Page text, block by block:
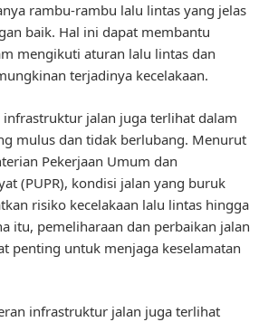
rambu-rambu lalu lintas yang jelas
baik. Hal ini dapat membantu
mengikuti aturan lalu lintas dan
terjadinya kecelakaan.
infrastruktur jalan juga terlihat dalam
mulus dan tidak berlubang. Menurut
Pekerjaan Umum dan
(PUPR), kondisi jalan yang buruk
risiko kecelakaan lalu lintas hingga
itu, pemeliharaan dan perbaikan jalan
penting untuk menjaga keselamatan
infrastruktur jalan juga terlihat